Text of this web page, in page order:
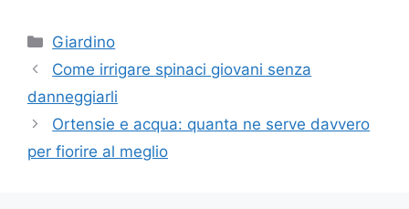
Categorie
Giardino
Come irrigare spinaci giovani senza
danneggiarli
Ortensie e acqua: quanta ne serve davvero
per fiorire al meglio